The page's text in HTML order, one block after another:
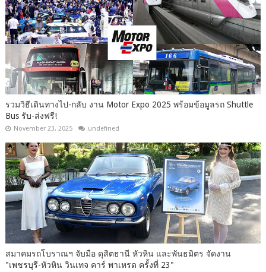
รวมวิธีเดินทางไป-กลับ งาน Motor Expo 2025 พร้อมข้อมูลรถ Shuttle
Bus รับ-ส่งฟรี!
November 23, 2025 undefined
สมาคมรถโบราณฯ จับมือ ดุสิตธานี หัวหิน และพันธมิตร จัดงาน
"เพชรบุรี-หัวหิน วินเทจ คาร์ พาเหรด ครั้งที่ 23"